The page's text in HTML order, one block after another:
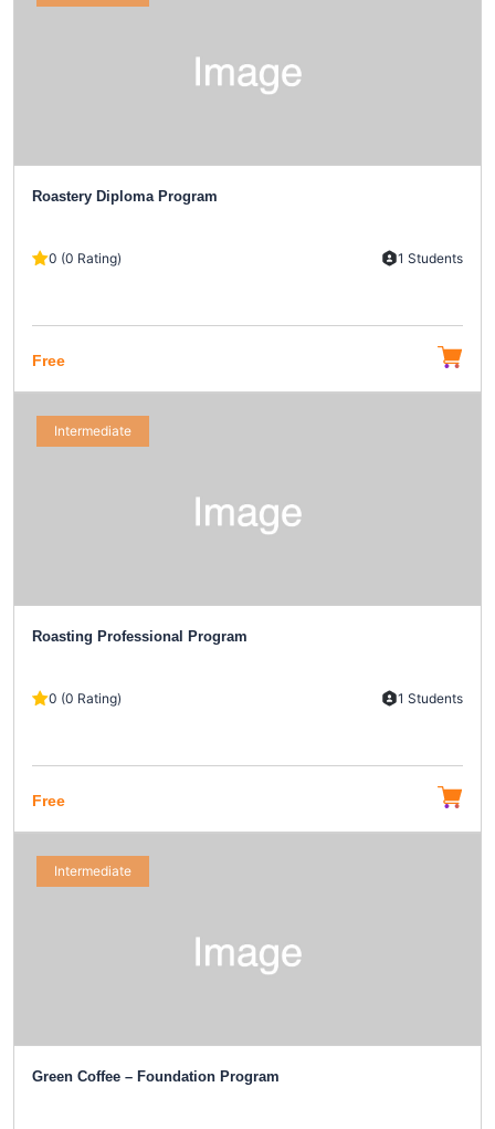
Roastery Diploma Program
0 (0 Rating) 1 Students
Free
Intermediate
Roasting Professional Program
0 (0 Rating) 1 Students
Free
Intermediate
Green Coffee – Foundation Program